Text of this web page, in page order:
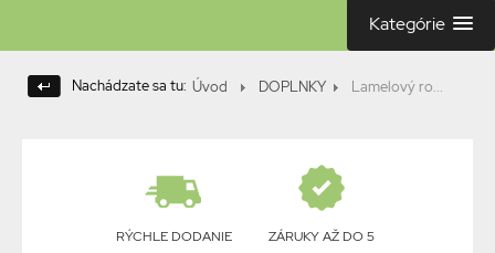
Kategórie
Nachádzate sa tu: Úvod DOPLNKY Lamelový ro...
RÝCHLE DODANIE
ZÁRUKY AŽ DO 5